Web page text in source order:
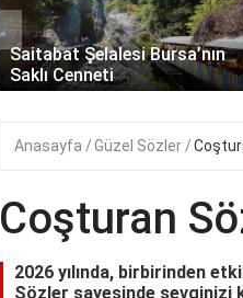
Saitabat Şelalesi Bursa’nın
Saklı Cenneti
‹
Anasayfa Güzel Sözler
Coşturan
2026 yılında, birbirinden
Sözler sayesinde sevginizi